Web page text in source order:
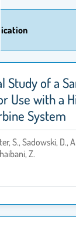
Study of a
Use with a
System
S., Sadowski, D.,
Z.